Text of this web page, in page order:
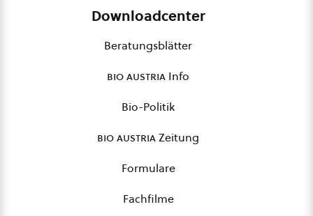
Downloadcenter
Beratungsblätter
bio austria Info
Bio-Politik
bio austriaZeitung
Formulare
Fachfilme